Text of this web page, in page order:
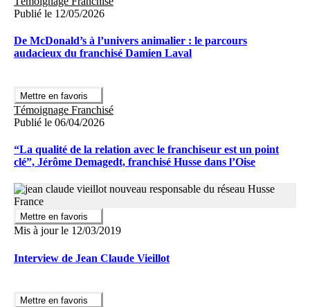
Rejoindre husse : les éléments clé
Une activité indépendante avec un modèle déjà éprouvé
Une exclusivité territoriale pour développer votre clientèle en
Une gamme de produits super premium reconnue pour sa
qualité
Un accompagnement continu dans le développement de votre
activité
développement commercial
Des outils marketing et digitaux pour soutenir votre croissance
distributeurs et revendeurs - (VDI).
N’hésitez plus, et échangeons ensemble sur votre projet !
Publié le 12/05/2026
De McDonald’s à l’univers animalier : le parcours
audacieux du franchisé Damien Laval
Mettre en favoris
Témoignage Franchisé
Publié le 06/04/2026
“La qualité de la relation avec le franchiseur est un point
clé”, Jérôme Demagedt, franchisé Husse dans l’Oise
Mettre en favoris
Mis à jour le 12/03/2019
Interview de Jean Claude Vieillot
Mettre en favoris